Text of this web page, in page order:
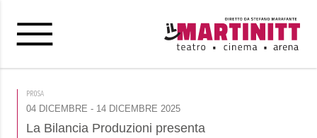
PROSA
04 DICEMBRE - 14 DICEMBRE 2025
La Bilancia Produzioni presenta